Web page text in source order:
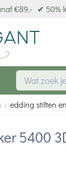
€89,- ✔ 50%
/ edding stiften
5400